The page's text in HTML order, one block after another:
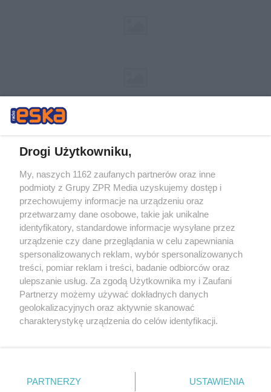
Żaden utwór zamieszczony w serwisie nie może być powielany i
rozpowszechniany lub dalej rozpowszechniany w jakikolwiek sposób (w
tym także elektroniczny lub mechaniczny) na jakimkolwiek polu
eksploatacji w jakiejkolwiek formie, włącznie z umieszczaniem w
Internecie bez pisemnej zgody właściciela praw. Jakiekolwiek użycie lub
wykorzystanie utworów w całości lub w części z naruszeniem prawa,
tzn. bez właściwej zgody, jest zabronione pod groźbą kary i może być
ścigane prawnie.
Drogi Użytkowniku,
My, naszych 1162 zaufanych partnerów oraz inne
podmioty z Grupy ZPR Media uzyskujemy dostęp i
przechowujemy informacje na urządzeniu oraz
przetwarzamy dane osobowe, takie jak unikalne
identyfikatory, standardowe informacje wysyłane przez
urządzenie czy dane przeglądania w celu zapewniania
spersonalizowanych reklam, wybór spersonalizowanych
treści, pomiar reklam i treści, badanie odbiorców oraz
ulepszanie usług. Za zgodą Użytkownika my i Zaufani
Partnerzy możemy używać dokładnych danych
geolokalizacyjnych oraz aktywnie skanować
charakterystykę urządzenia do celów identyfikacji.
zmienić/wycofać klikając przycisk ustawień prywatności
znajdujący się w lewym dolnym rogu strony
PARTNERZY USTAWIENIA